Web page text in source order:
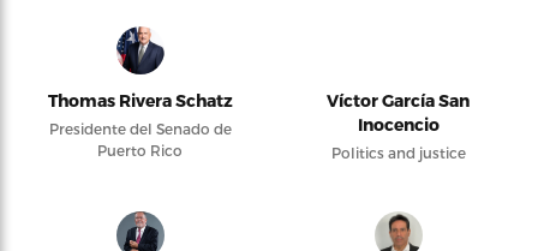
Thomas Rivera Schatz
Presidente del Senado de
Puerto Rico
Víctor García San
Inocencio
Politics and justice